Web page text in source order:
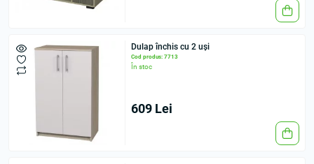
Dulap închis cu 2 uși
Cod produs: 7713
În stoc
609 Lei